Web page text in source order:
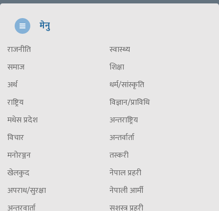
मेनु
राजनीति
समाज
अर्थ
राष्ट्रिय
मधेस प्रदेश
विचार
मनोरञ्जन
खेलकुद
अपराध/सुरक्षा
स्वास्थ्य
शिक्षा
धर्म/सांस्कृति
विज्ञान/प्राविधि
अन्तराष्ट्रिय
अन्तर्वार्ता
तस्करी
नेपाल प्रहरी
नेपाली आर्मी